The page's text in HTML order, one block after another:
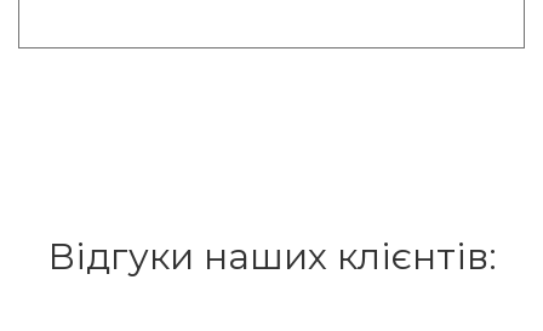
Відгуки наших клієнтів: